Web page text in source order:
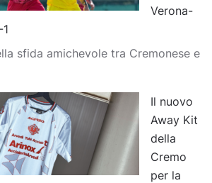
Verona-
sfida amichevole tra Cremonese e
Il nuovo
Away Kit
della
Cremo
per la